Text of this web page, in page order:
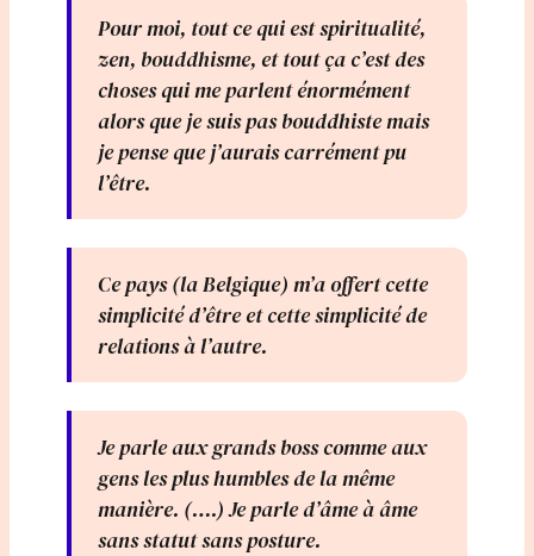
Pour moi, tout ce qui est spiritualité,
zen, bouddhisme, et tout ça c’est des
choses qui me parlent énormément
alors que je suis pas bouddhiste mais
je pense que j’aurais carrément pu
l’être.
Ce pays (la Belgique) m’a offert cette
simplicité d’être et cette simplicité de
relations à l’autre.
Je parle aux grands boss comme aux
gens les plus humbles de la même
manière. (….) Je parle d’âme à âme
sans statut sans posture.